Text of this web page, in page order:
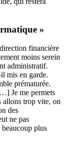
»
financière
moins serein
administratif.
mis en garde.
prématurée.
Je me permets
allons trop vite, on
des
ne pas
plus